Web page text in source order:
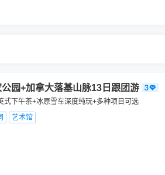
园+加拿大落基山脉13日跟团游
下午茶+冰原雪车深度纯玩+多种项目可选
艺术馆